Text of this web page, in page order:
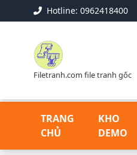
Hotline: 0962418400
Filetranh.com file tranh gốc
TRANG
CHỦ
KHO
DEMO